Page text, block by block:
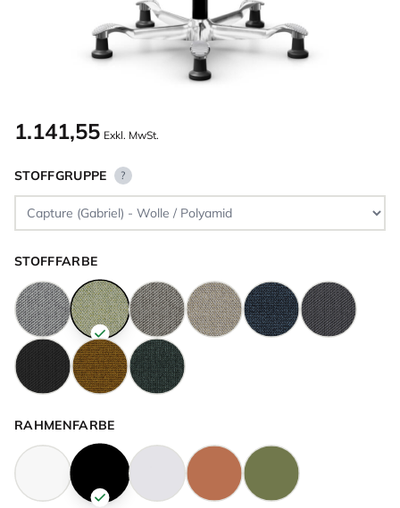
1.141,55 Exkl. MwSt.
STOFFGRUPPE ?
STOFFFARBE
RAHMENFARBE